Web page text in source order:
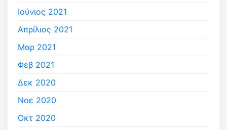
Ιούνιος 2021
Απρίλιος 2021
Μαρ 2021
Φεβ 2021
Δεκ 2020
Νοε 2020
Οκτ 2020